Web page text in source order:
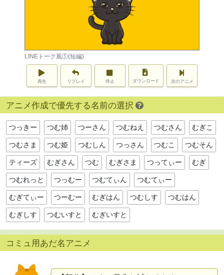
LINEトーク風①(短編)
再生 リプレイ 停止 ダウンロード 次のアニメ
アニメ作成で優先する名前の選択
つっきー つむ姉 つーさん つむねえ つむさん むぎこ
つむさま つむ姫 つむしん つっさん つむこ つむそん
ティーズ むぎさん つむ むぎさま つってぃー むぎ
つむれっと つっむー つむてぃん つむてぃー
むぎてぃー つーむー むぎはん つむしす つむはん
むぎしす つむいすと むぎいすと
コミュ用あだ名アニメ